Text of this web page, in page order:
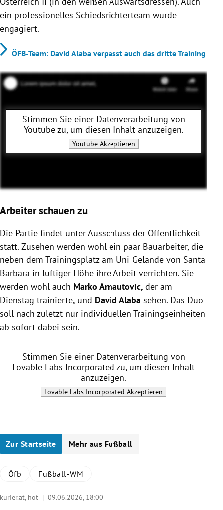
ein professionelles Schiedsrichterteam wurde
engagiert.
ÖFB-Team: David Alaba verpasst auch das dritte Training
Stimmen Sie einer Datenverarbeitung von
Youtubezu, um diesen Inhalt anzuzeigen.
YoutubeAkzeptieren
Arbeiter schauen zu
Die Partie findet unter Ausschluss der Öffentlichkeit
statt. Zusehen werden wohl ein paar Bauarbeiter, die
neben dem Trainingsplatz am Uni-Gelände von Santa
Barbara in luftiger Höhe ihre Arbeit verrichten. Sie
werden wohl auch Marko Arnautovic, der am
Dienstag trainierte, und David Alaba sehen. Das Duo
soll nach zuletzt nur individuellen Trainingseinheiten
ab sofort dabei sein.
Stimmen Sie einer Datenverarbeitung von
Lovable Labs Incorporated zu, um diesen Inhalt
anzuzeigen.
Lovable Labs Incorporated Akzeptieren
Zur Startseite Mehr aus Fußball
Öfb Fußball-WM
kurier.at, hot | 09.06.2026, 18:00